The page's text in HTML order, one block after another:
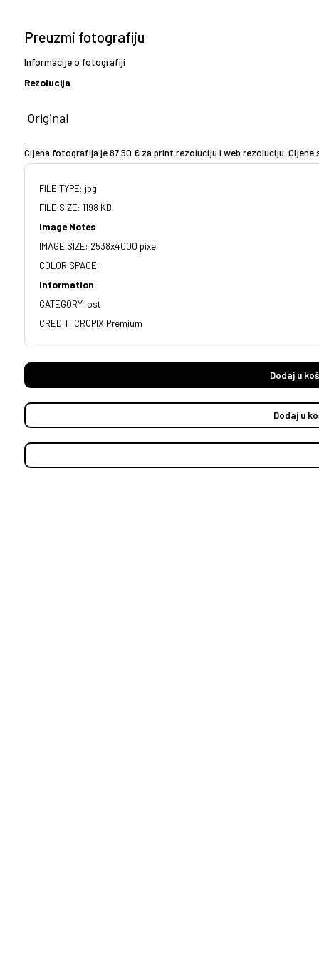
Preuzmi fotografiju
Informacije o fotografiji
Rezolucija
Cijena fotografija je 87.50 € za print rezoluciju i web rezoluciju. Cijene
FILE TYPE: jpg
FILE SIZE: 1198 KB
Image Notes
IMAGE SIZE: 2538x4000 pixel
COLOR SPACE:
Information
CATEGORY: ost
CREDIT: CROPIX Premium
Dodaj u
Dodaj u